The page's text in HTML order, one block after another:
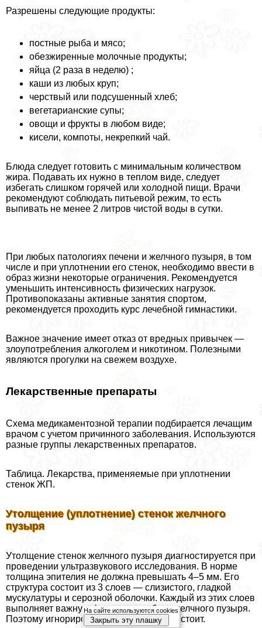
Разрешены следующие продукты:
постные рыба и мясо;
обезжиренные молочные продукты;
яйца (2 раза в неделю) ;
каши из любых круп;
черствый или подсушенный хлеб;
вегетарианские супы;
овощи и фрукты в любом виде;
кисели, компоты, некрепкий чай.
Блюда следует готовить с минимальным количеством
жира. Подавать их нужно в теплом виде, следует
избегать слишком горячей или холодной пищи. Врачи
рекомендуют соблюдать питьевой режим, то есть
выпивать не менее 2 литров чистой воды в сутки.
При любых патологиях печени и желчного пузыря, в том
числе и при уплотнении его стенок, необходимо ввести в
образ жизни некоторые ограничения. Рекомендуется
уменьшить интенсивность физических нагрузок.
Противопоказаны активные занятия спортом,
рекомендуется проходить курс лечебной гимнастики.
Важное значение имеет отказ от вредных привычек —
злоупотрeбления алкоголем и никотином. Полезными
являются прогулки на свежем воздухе.
Лекарственные препараты
Схема медикаментозной терапии подбирается лечащим
врачом с учетом причинного заболевания. Используются
разные группы лекарственных препаратов.
Таблица. Лекарства, применяемые при уплотнении
стенок ЖП.
Утолщение (уплотнение) стенок желчного
пузыря
Утолщение стенок желчного пузыря диагностируется при
проведении ультразвукового исследования. В норме
толщина эпителия не должна превышать 4–5 мм. Его
структура состоит из 3 слоев — слизистого, гладкой
мускулатуры и серозной оболочки. Каждый из этих слоев
выполняет важную функцию в работе желчного пузыря.
Поэтому игнорировать этот симптом не стоит.
На сайте используются cookies
Закрыть эту плашку